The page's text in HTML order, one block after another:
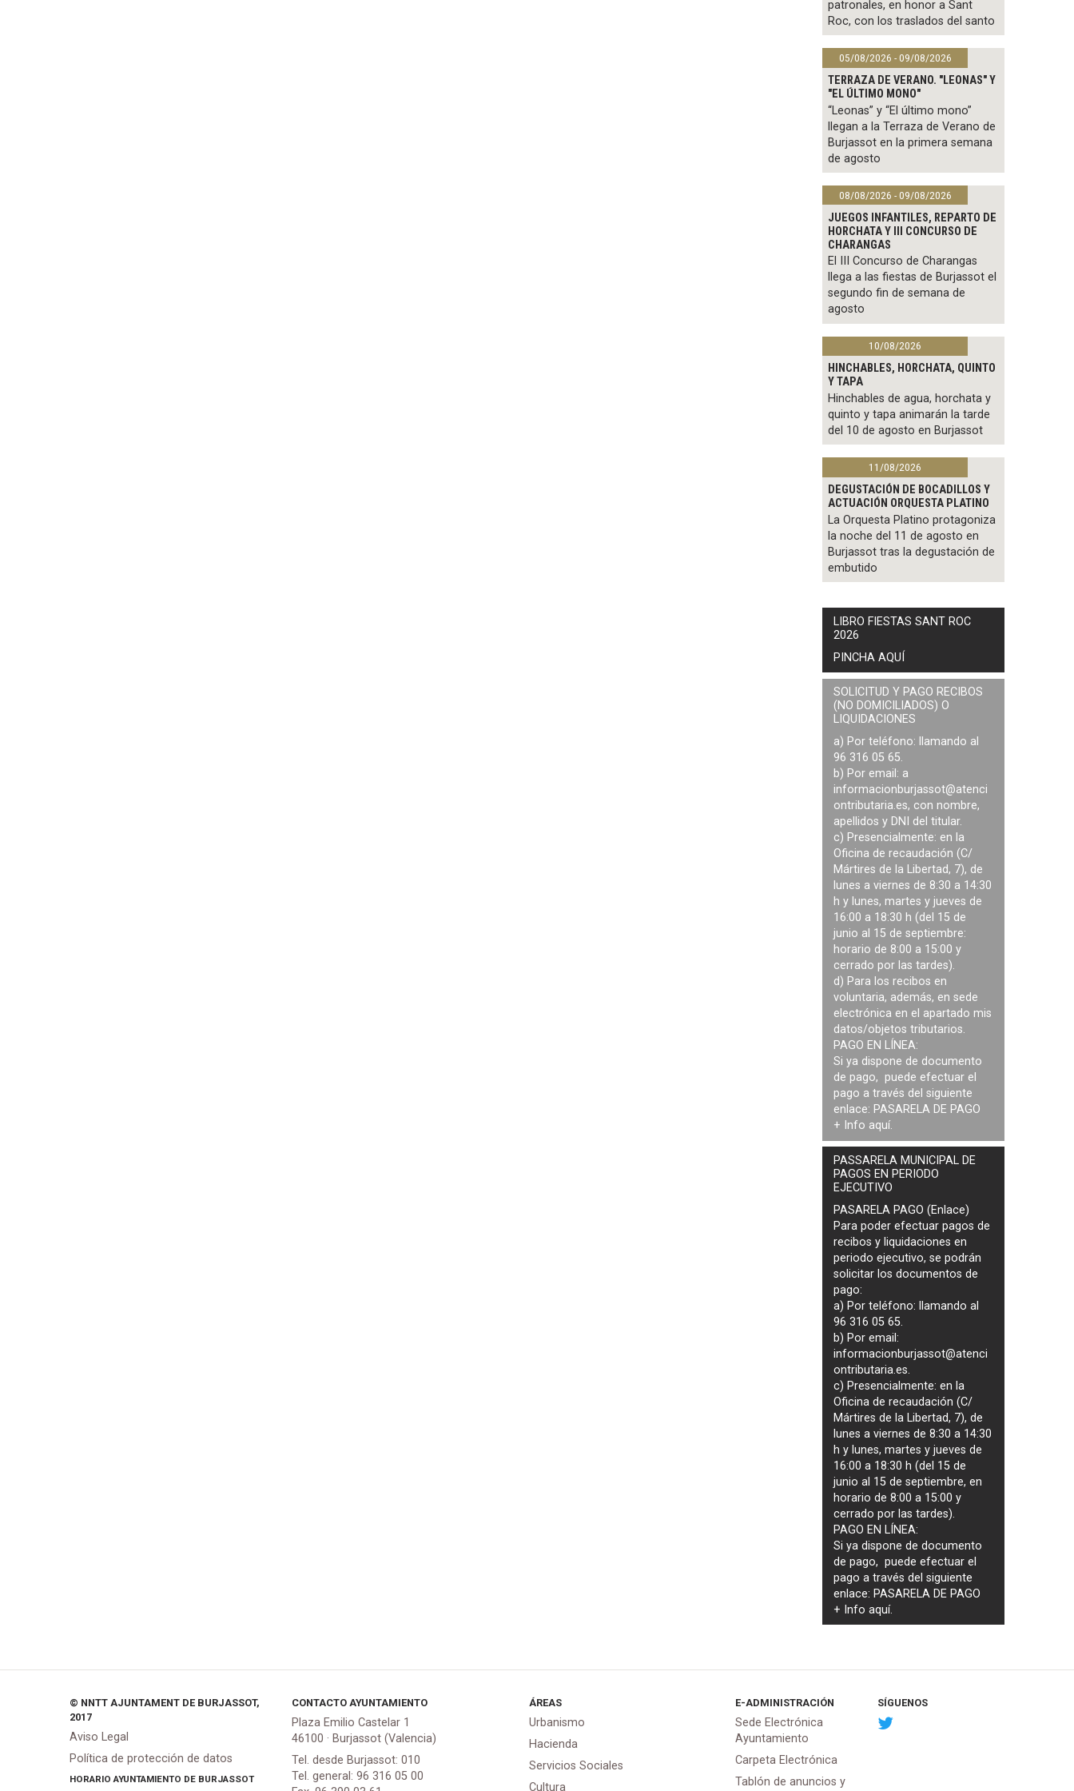
patronales, en honor a Sant
Roc, con los traslados del santo
05/08/2026 - 09/08/2026
TERRAZA DE VERANO. "LEONAS" Y
"EL ÚLTIMO MONO"
“Leonas” y “El último mono”
llegan a la Terraza de Verano de
Burjassot en la primera semana
de agosto
08/08/2026 - 09/08/2026
JUEGOS INFANTILES, REPARTO DE
HORCHATA Y III CONCURSO DE
CHARANGAS
El III Concurso de Charangas
llega a las fiestas de Burjassot el
segundo fin de semana de
agosto
10/08/2026
HINCHABLES, HORCHATA, QUINTO
Y TAPA
Hinchables de agua, horchata y
quinto y tapa animarán la tarde
del 10 de agosto en Burjassot
11/08/2026
DEGUSTACIÓN DE BOCADILLOS Y
ACTUACIÓN ORQUESTA PLATINO
La Orquesta Platino protagoniza
la noche del 11 de agosto en
Burjassot tras la degustación de
embutido
LIBRO FIESTAS SANT ROC
2026
PINCHA AQUÍ
SOLICITUD Y PAGO RECIBOS
(NO DOMICILIADOS) O
LIQUIDACIONES
a) Por teléfono: llamando al
96 316 05 65.
b) Por email: a
informacionburjassot@atenci
ontributaria.es, con nombre,
apellidos y DNI del titular.
c) Presencialmente: en la
Oficina de recaudación (C/
Mártires de la Libertad, 7), de
lunes a viernes de 8:30 a 14:30
h y lunes, martes y jueves de
16:00 a 18:30 h (del 15 de
junio al 15 de septiembre:
horario de 8:00 a 15:00 y
cerrado por las tardes).
d) Para los recibos en
voluntaria, además, en sede
electrónica en el apartado mis
datos/objetos tributarios.
PAGO EN LÍNEA:
Si ya dispone de documento
de pago, puede efectuar el
pago a través del siguiente
enlace: PASARELA DE PAGO
+ Info aquí.
PASSARELA MUNICIPAL DE
PAGOS EN PERIODO
EJECUTIVO
PASARELA PAGO (Enlace)
Para poder efectuar pagos de
recibos y liquidaciones en
periodo ejecutivo, se podrán
solicitar los documentos de
pago:
a) Por teléfono: llamando al
96 316 05 65.
b) Por email:
informacionburjassot@atenci
ontributaria.es.
c) Presencialmente: en la
Oficina de recaudación (C/
Mártires de la Libertad, 7), de
lunes a viernes de 8:30 a 14:30
h y lunes, martes y jueves de
16:00 a 18:30 h (del 15 de
junio al 15 de septiembre, en
horario de 8:00 a 15:00 y
cerrado por las tardes).
PAGO EN LÍNEA:
Si ya dispone de documento
de pago, puede efectuar el
pago a través del siguiente
enlace: PASARELA DE PAGO
+ Infoaquí.
© NNTT AJUNTAMENT DE BURJASSOT,
2017
Aviso Legal
Política de protección de datos
HORARIO AYUNTAMIENTO DE BURJASSOT
CONTACTO AYUNTAMIENTO
Plaza Emilio Castelar 1
46100 · Burjassot (Valencia)
Tel. desde Burjassot: 010
Tel. general: 96 316 05 00
ÁREAS
Urbanismo
Hacienda
Servicios Sociales
Cultura
E-ADMINISTRACIÓN
Sede Electrónica
Ayuntamiento
Carpeta Electrónica
Tablón de anuncios y
SÍGUENOS